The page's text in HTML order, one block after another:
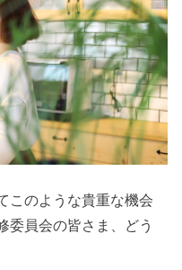
このような貴重な機会
委員会の皆さま、どう